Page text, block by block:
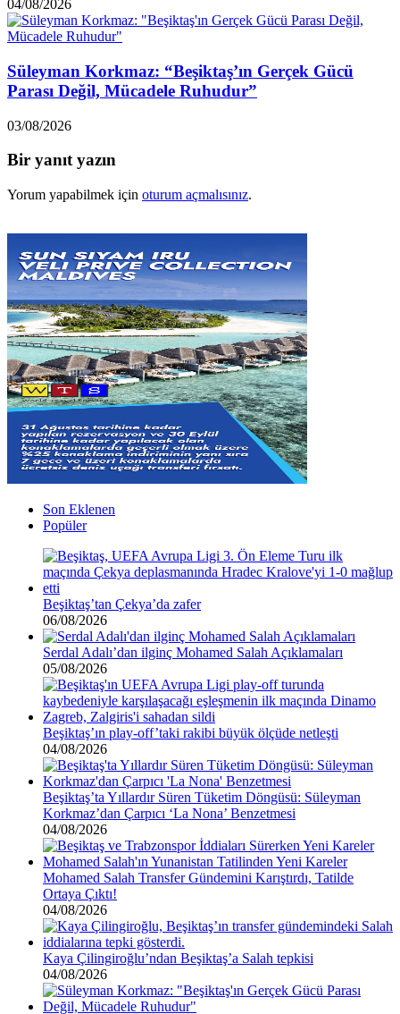
04/08/2026
Süleyman Korkmaz: “Beşiktaş’ın Gerçek Gücü
Parası Değil, Mücadele Ruhudur”
03/08/2026
Bir yanıt yazın
Yorum yapabilmek için oturum açmalısınız.
Son Eklenen
Popüler
Beşiktaş’tan Çekya’da zafer
06/08/2026
Serdal Adalı’dan ilginç Mohamed Salah Açıklamaları
05/08/2026
Beşiktaş’ın play-off’taki rakibi büyük ölçüde netleşti
04/08/2026
Beşiktaş’ta Yıllardır Süren Tüketim Döngüsü: Süleyman
Korkmaz’dan Çarpıcı ‘La Nona’ Benzetmesi
04/08/2026
Mohamed Salah Transfer Gündemini Karıştırdı, Tatilde
Ortaya Çıktı!
04/08/2026
Kaya Çilingiroğlu’ndan Beşiktaş’a Salah tepkisi
04/08/2026